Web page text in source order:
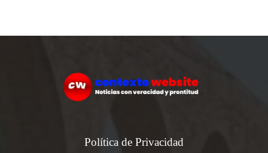
Política de Privacidad